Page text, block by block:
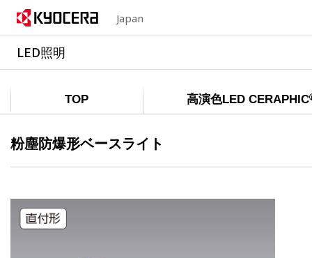
Japan
LED照明
TOP 高演色LED CERAPHIC
粉塵防爆形ベースライト